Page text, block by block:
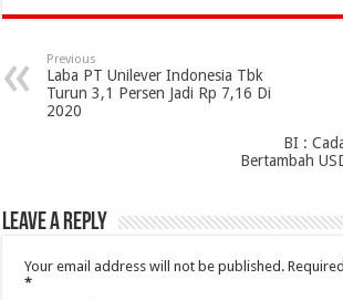
Previous
Laba PT Unilever Indonesia Tbk
Turun 3,1 Persen Jadi Rp 7,16 Di
2020
BI :
Bertambah
Leave a Reply
Your email address will not be published.
*